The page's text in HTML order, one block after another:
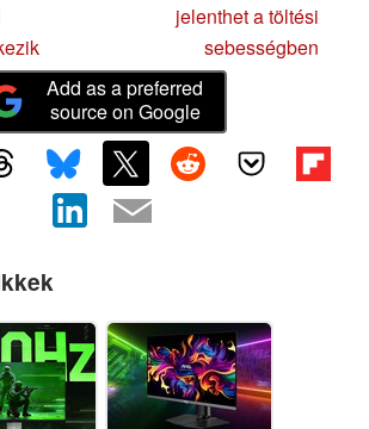
jelenthet a töltési
sebességben
Add as a preferred
source on Google